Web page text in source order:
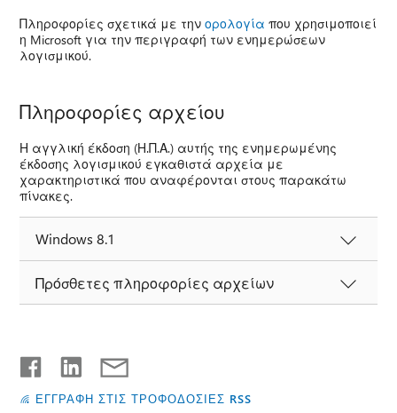
Πληροφορίες σχετικά με τηνορολογία που χρησιμοποιεί
η Microsoft για την περιγραφή των ενημερώσεων
λογισμικού.
Πληροφορίες αρχείου
Η αγγλική έκδοση (Η.Π.Α.) αυτής της ενημερωμένης
έκδοσης λογισμικού εγκαθιστά αρχεία με
χαρακτηριστικά που αναφέρονται στους παρακάτω
πίνακες.
Windows 8.1
Πρόσθετες πληροφορίες αρχείων
ΕΓΓΡΑΦΗ ΣΤΙΣ ΤΡΟΦΟΔΟΣΙΕΣ RSS